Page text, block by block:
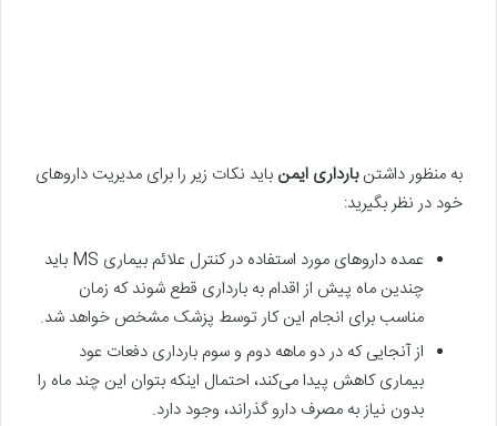
به منظور داشتنبارداری ایمن باید نکات زیر را برای مدیریت داروهای
خود در نظر بگیرید:
عمده‌ داروهای مورد استفاده در کنترل علائم بیماری MS باید
چندین ماه پیش از اقدام به بارداری قطع شوند که زمان
مناسب برای انجام این کار توسط پزشک مشخص خواهد شد.
از آنجایی که در دو ماهه دوم و سوم بارداری دفعات عود
بیماری کاهش پیدا می‌کند، احتمال اینکه بتوان این چند ماه را
بدون نیاز به مصرف دارو گذراند، وجود دارد.